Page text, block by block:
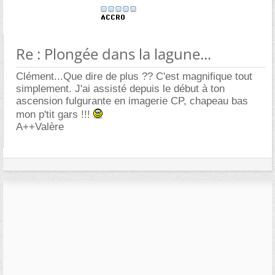
Re : Plongée dans la lagune...
Clément...Que dire de plus ?? C'est magnifique tout
simplement. J'ai assisté depuis le début à ton
ascension fulgurante en imagerie CP, chapeau bas
mon p'tit gars !!!
A++Valère